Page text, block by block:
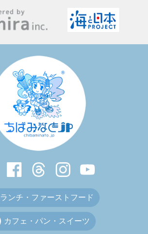
ランチ・ファーストフード
カフェ・パン・スイーツ